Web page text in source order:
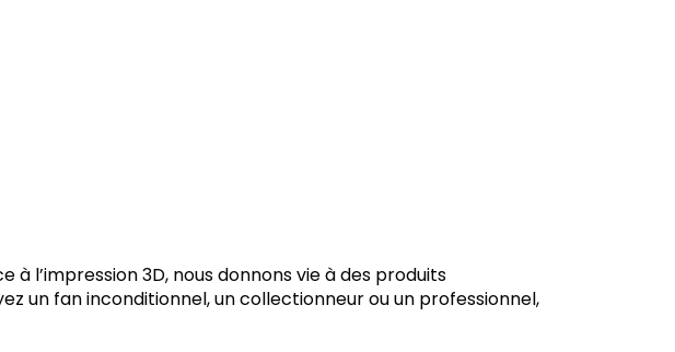
à l’impression 3D, nous donnons vie à des produits
un fan inconditionnel, un collectionneur ou un professionnel,